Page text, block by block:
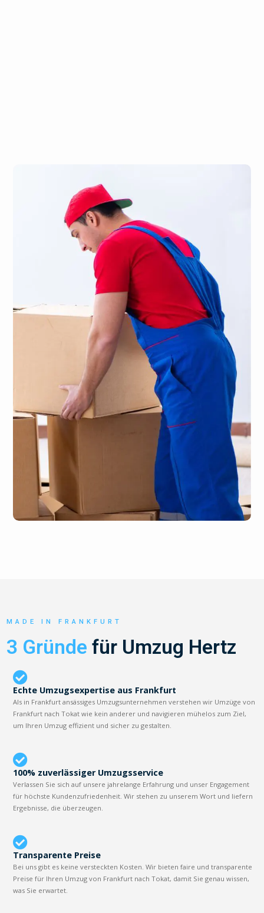
MADE IN FRANKFURT
3 Gründe für Umzug Hertz
Echte Umzugsexpertise aus Frankfurt
Als in Frankfurt ansässiges Umzugsunternehmen verstehen wir Umzüge von
Frankfurt nach Tokat wie kein anderer und navigieren mühelos zum Ziel,
um Ihren Umzug effizient und sicher zu gestalten.
100% zuverlässiger Umzugsservice
Verlassen Sie sich auf unsere jahrelange Erfahrung und unser Engagement
für höchste Kundenzufriedenheit. Wir stehen zu unserem Wort und liefern
Ergebnisse, die überzeugen.
Transparente Preise
Bei uns gibt es keine versteckten Kosten. Wir bieten faire und transparente
Preise für Ihren Umzug von Frankfurt nach Tokat, damit Sie genau wissen,
was Sie erwartet.